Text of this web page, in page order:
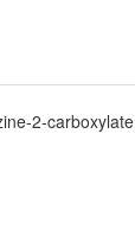
2-carboxylate